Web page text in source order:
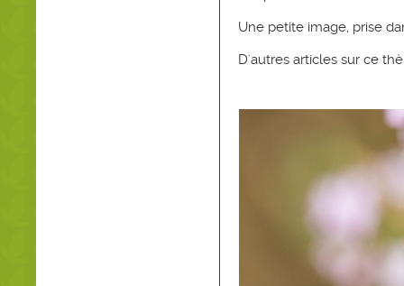
Une petite image, prise
D'autres articles sur ce